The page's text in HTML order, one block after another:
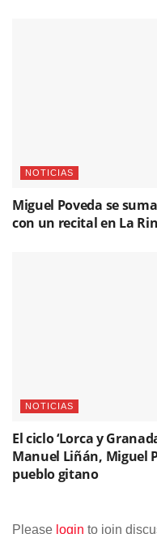
NOTICIAS
Miguel Poveda se
con un recital en La
NOTICIAS
El ciclo ‘Lorca y
Manuel Liñán, Miguel
pueblo gitano
Please login to join